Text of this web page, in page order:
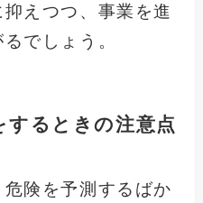
えつつ、事業を進
でしょう。
するときの注意点
危険を予測するばか